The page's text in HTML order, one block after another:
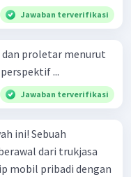
Jawaban terverifikasi
proletar menurut
...
Jawaban terverifikasi
dari trukjasa
mobil pribadi dengan